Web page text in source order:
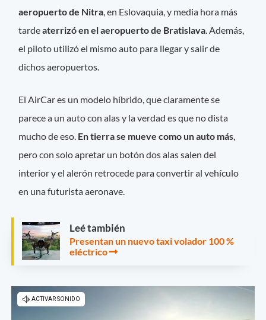
aeropuerto de Nitra, en Eslovaquia, y media hora más
tardeaterrizó en el aeropuerto de Bratislava. Además,
el piloto utilizó el mismo auto para llegar y salir de
dichos aeropuertos.
El AirCar es un modelo híbrido, que claramente se
parece a un auto con alas y la verdad es que no dista
mucho de eso. En tierra se mueve como un auto más,
pero con solo apretar un botón dos alas salen del
interior y el alerón retrocede para convertir al vehículo
en una futurista aeronave.
Leé también
Presentan un nuevo taxi volador 100 %
eléctrico